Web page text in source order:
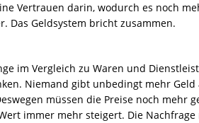
Vertrauen darin, wodurch es noch
Das Geldsystem bricht zusammen.
im Vergleich zu Waren und
Niemand gibt unbedingt mehr
müssen die Preise noch mehr
immer mehr steigert. Die